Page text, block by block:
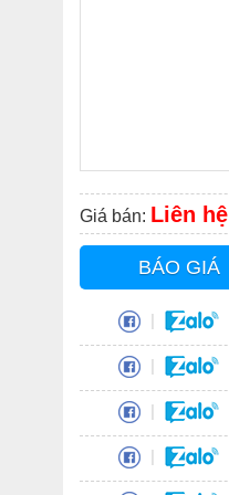
Giá bán: Liên hệ
BÁO GIÁ
|
|
|
|